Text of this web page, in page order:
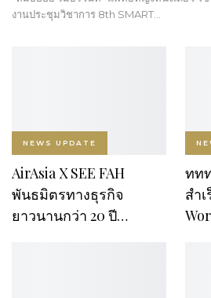
งานประชุมวิชาการ 8th SMART…
NEWS UPDATE
AirAsia X SEE FAH
พันธมิตรทางธุรกิจ
ยาวนานกว่า 20 ปี…
ทท
สำ